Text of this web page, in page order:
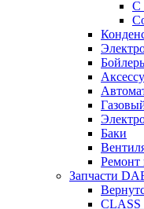
С
Баки
Ремонт
Запчасти
CLASS